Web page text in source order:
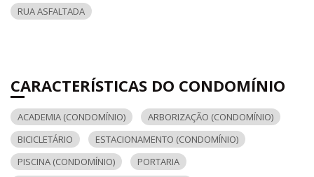
RUA ASFALTADA
CARACTERÍSTICAS DO CONDOMÍNIO
ACADEMIA (CONDOMÍNIO)
ARBORIZAÇÃO (CONDOMÍNIO)
BICICLETÁRIO
ESTACIONAMENTO (CONDOMÍNIO)
PISCINA (CONDOMÍNIO)
PORTARIA